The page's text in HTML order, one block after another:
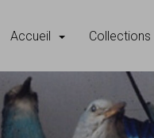
Accueil Collections